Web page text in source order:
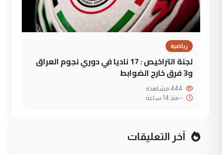
رياضية
لجنة التراخيص : 17 ناديا في دوري نجوم العراق
و3 فرق خارج الضوابط
--منذ 14 ساعة
آخر التعليقات